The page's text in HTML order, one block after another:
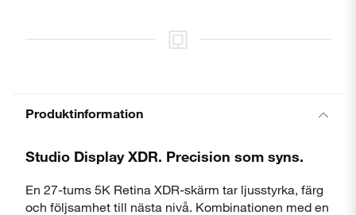
Produktinformation
Studio Display XDR. Precision som syns.
En 27-tums 5K Retina XDR-skärm tar ljusstyrka, färg
och följsamhet till nästa nivå. Kombinationen med en